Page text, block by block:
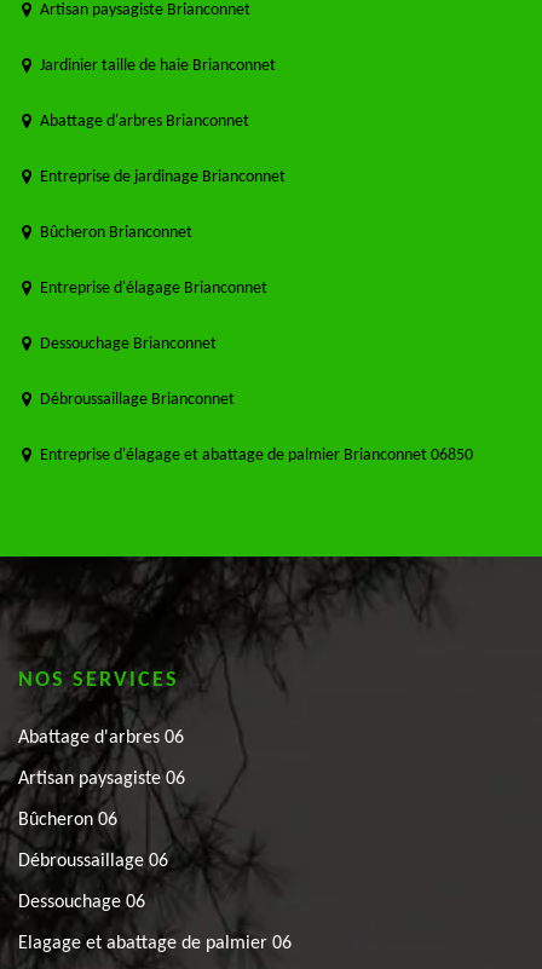
Artisan paysagiste Brianconnet
Jardinier taille de haie Brianconnet
Abattage d'arbres Brianconnet
Entreprise de jardinage Brianconnet
Bûcheron Brianconnet
Entreprise d'élagage Brianconnet
Dessouchage Brianconnet
Débroussaillage Brianconnet
Entreprise d'élagage et abattage de palmier Brianconnet 06850
NOS SERVICES
Abattage d'arbres 06
Artisan paysagiste 06
Bûcheron 06
Débroussaillage 06
Dessouchage 06
Elagage et abattage de palmier 06